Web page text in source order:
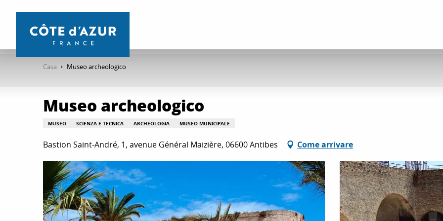
contenu
Casa Museo archeologico
Museo archeologico
MUSEO SCIENZA E TECNICA ARCHEOLOGIA MUSEO MUNICIPALE
Bastion Saint-André, 1, avenue Général Maizière, 06600 Antibes Come arrivare